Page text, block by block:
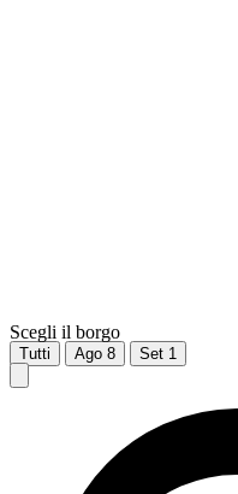
Scegli il borgo
Tutti Ago 8 Set 1